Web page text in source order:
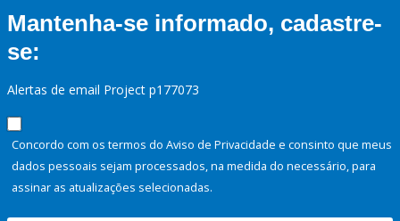
Mantenha-se informado, cadastre-
se:
Alertas de email Project p177073
Concordo com os termos do Aviso de Privacidade e consinto que meus
dados pessoais sejam processados, na medida do necessário, para
assinar as atualizações selecionadas.